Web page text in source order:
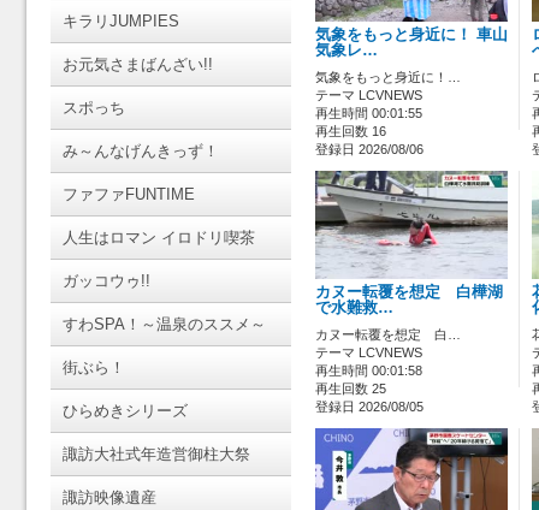
キラリJUMPIES
お元気さまばんざい!!
スポっち
み～んなげんきっず！
ファファFUNTIME
人生はロマン イロドリ喫茶
ガッコウゥ!!
すわSPA！～温泉のススメ～
街ぶら！
ひらめきシリーズ
諏訪大社式年造営御柱大祭
諏訪映像遺産
気象をもっと身近に！ 車山
気象レ…
気象をもっと身近に！…
テーマ LCVNEWS
再生時間 00:01:55
再生回数 16
登録日 2026/08/06
カヌー転覆を想定 白樺湖
で水難救…
カヌー転覆を想定 白…
テーマ LCVNEWS
再生時間 00:01:58
再生回数 25
登録日 2026/08/05